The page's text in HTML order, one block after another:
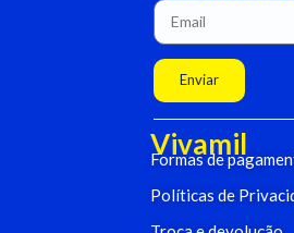
Enviar
Vivamil
Formas de
Políticas de